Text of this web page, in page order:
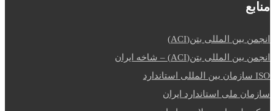
منابع
انجمن بین المللی بتن(ACI)
انجمن بین المللی بتن(ACI) – شاخه ایران
ISO سازمان بین المللی استاندارد
سازمان ملی استاندارد ایران